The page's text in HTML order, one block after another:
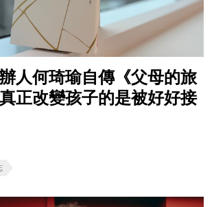
人何琦瑜自傳《父母的旅
正改變孩子的是被好好接